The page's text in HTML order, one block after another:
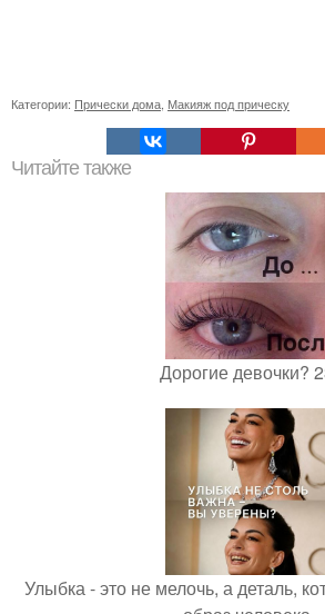
Категории: Прически дома Макияж под прическу
Читайте также
Дорогие девочки?
Улыбка - это не мелочь, а деталь,